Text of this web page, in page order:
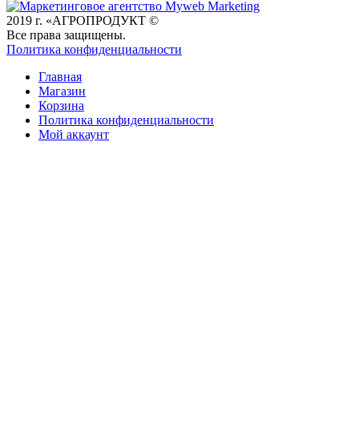
2019 г. «АГРОПРОДУКТ ©
Все права защищены.
Политика конфиденциальности
Главная
Магазин
Корзина
Политика конфиденциальности
Мой аккаунт